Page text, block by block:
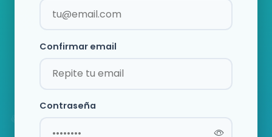
Confirmar email
Contraseña